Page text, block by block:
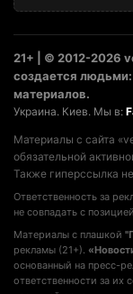
21+ | © 2012-2026
создается
материалов.
Украина. Киев. Мы в:
Материалы с сайта
обязательной
Также гиперссылка
Ответственность за
не совпадать с
Материалы с плашкой
рекламы (21+).
основанный на пресс-
ответственности за